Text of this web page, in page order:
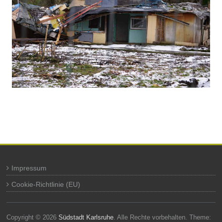
Impressum
Cookie-Richtlinie (EU)
Copyright © 2026Südstadt Karlsruhe. Alle Rechte vorbehalten. Theme: